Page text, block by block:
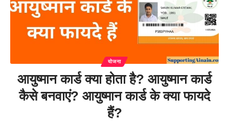
योजना
आयुष्मान कार्ड क्या होता है? आयुष्मान कार्ड
कैसे बनवाएं? आयुष्मान कार्ड के क्या फायदे
हैं?